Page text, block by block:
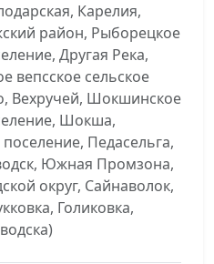
Карелия,
район, Рыборецкое
Другая Река,
вепсское сельское
Вехручей, Шокшинское
Шокша,
Педасельга,
Южная Промзона,
округ, Сайнаволок,
Голиковка,